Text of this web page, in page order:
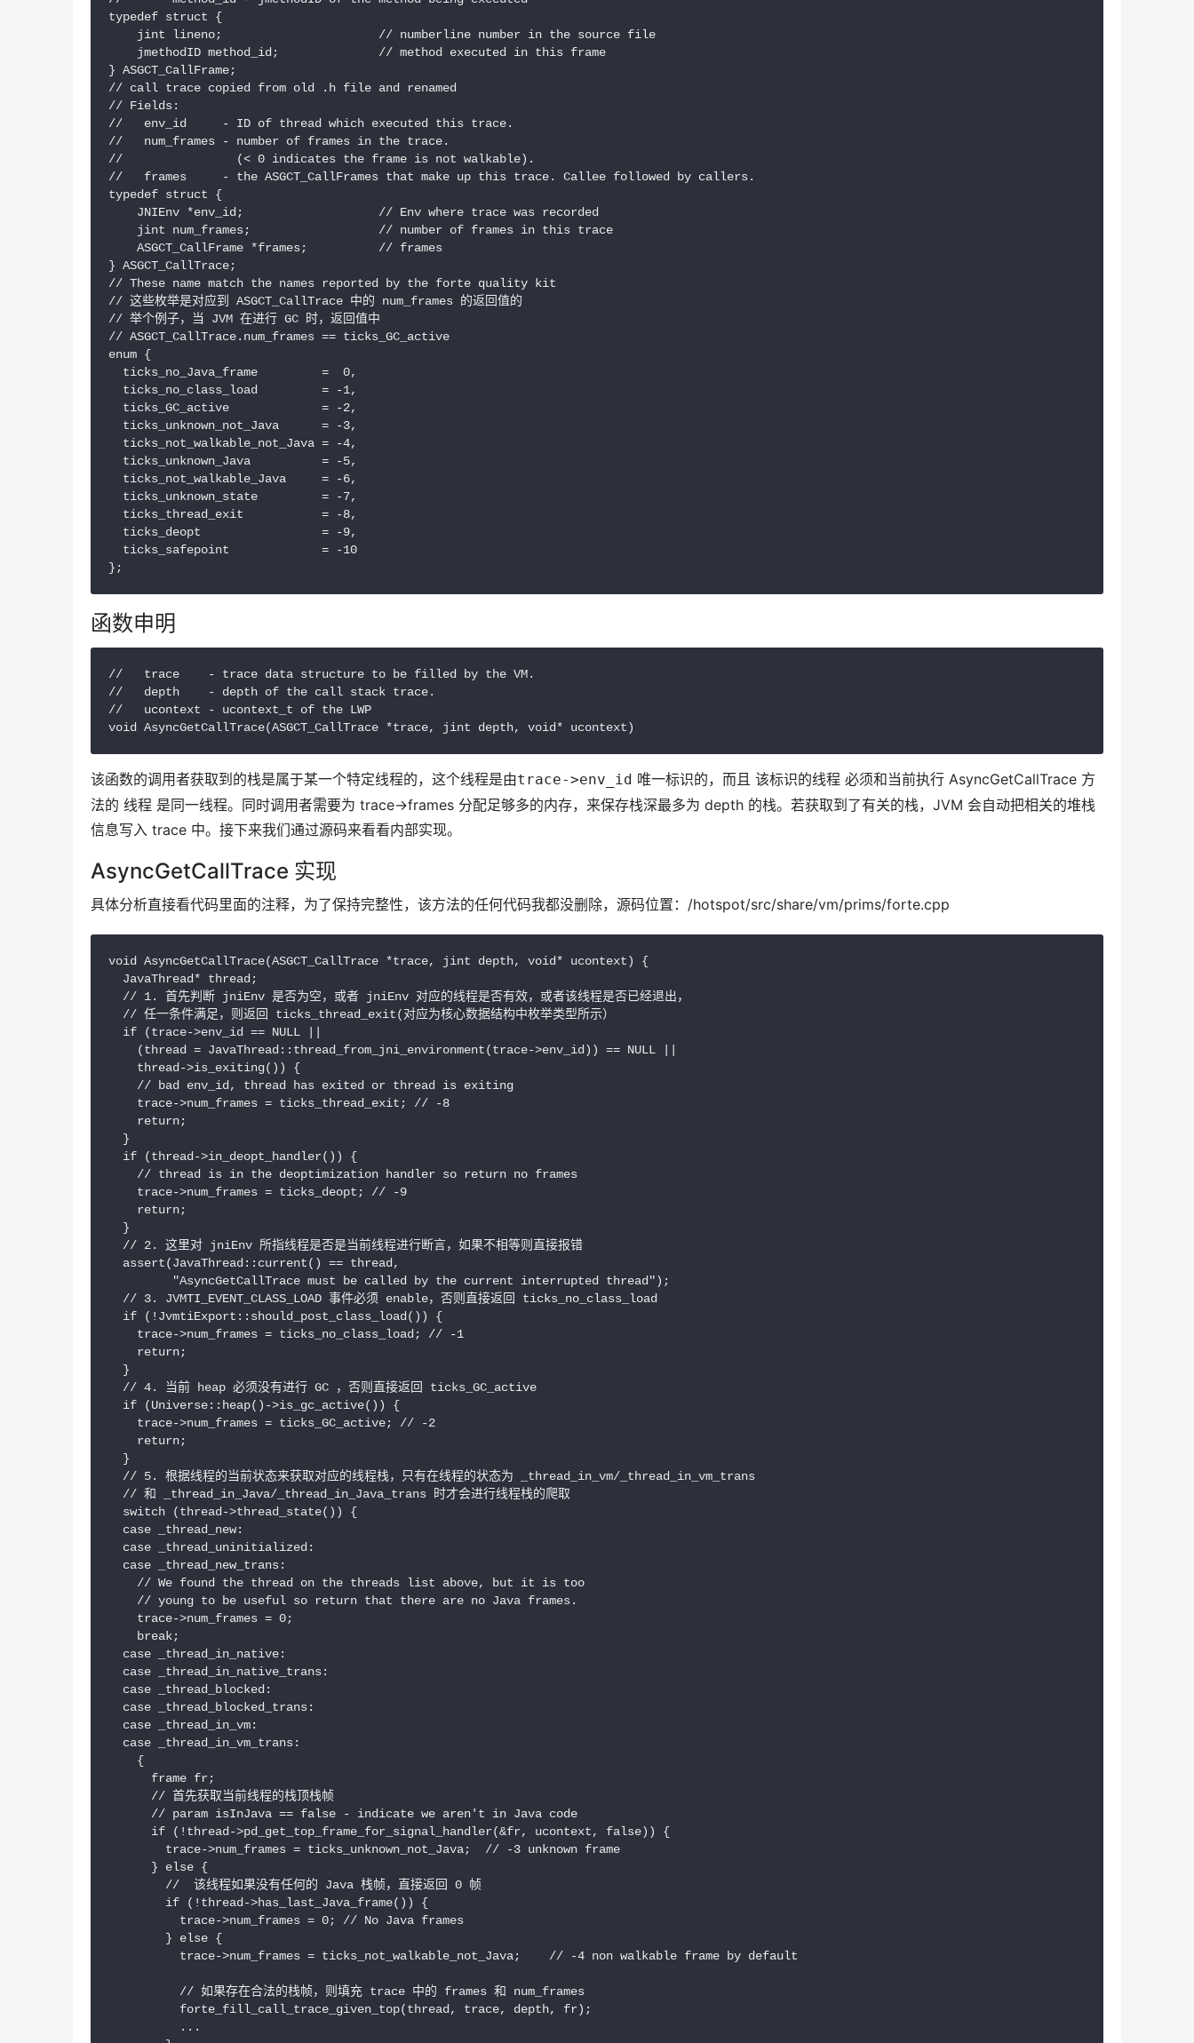
typedef struct {
    jint lineno;                      // numberline number in the source file
    jmethodID method_id;              // method executed in this frame
} ASGCT_CallFrame;
// call trace copied from old .h file and renamed
// Fields:
//   env_id     - ID of thread which executed this trace.
//   num_frames - number of frames in the trace.
//                (< 0 indicates the frame is not walkable).
//   frames     - the ASGCT_CallFrames that make up this trace. Callee followed by callers.
typedef struct {
    JNIEnv *env_id;                   // Env where trace was recorded
    jint num_frames;                  // number of frames in this trace
    ASGCT_CallFrame *frames;          // frames
} ASGCT_CallTrace;
// These name match the names reported by the forte quality kit
// 这些枚举是对应到 ASGCT_CallTrace 中的 num_frames 的返回值的
// 举个例子，当 JVM 在进行 GC 时，返回值中
// ASGCT_CallTrace.num_frames == ticks_GC_active
enum {
  ticks_no_Java_frame         =  0,
  ticks_no_class_load         = -1,
  ticks_GC_active             = -2,
  ticks_unknown_not_Java      = -3,
  ticks_not_walkable_not_Java = -4,
  ticks_unknown_Java          = -5,
  ticks_not_walkable_Java     = -6,
  ticks_unknown_state         = -7,
  ticks_thread_exit           = -8,
  ticks_deopt                 = -9,
  ticks_safepoint             = -10
函数申明
//   trace    - trace data structure to be filled by the VM.
//   depth    - depth of the call stack trace.
//   ucontext - ucontext_t of the LWP
该函数的调用者获取到的栈是属于某一个特定线程的，这个线程是由trace->env_id 唯一标识的，而且 该标识的线程 必须和当前执行 AsyncGetCallTrace 方
法的 线程 是同一线程。同时调用者需要为 trace->frames 分配足够多的内存，来保存栈深最多为 depth 的栈。若获取到了有关的栈，JVM 会自动把相关的堆栈
信息写入 trace 中。接下来我们通过源码来看看内部实现。
AsyncGetCallTrace 实现
具体分析直接看代码里面的注释，为了保持完整性，该方法的任何代码我都没删除，源码位置：/hotspot/src/share/vm/prims/forte.cpp
void AsyncGetCallTrace(ASGCT_CallTrace *trace, jint depth, void* ucontext) {
  JavaThread* thread;
  // 1. 首先判断 jniEnv 是否为空，或者 jniEnv 对应的线程是否有效，或者该线程是否已经退出，
  // 任一条件满足，则返回 ticks_thread_exit(对应为核心数据结构中枚举类型所示）
  if (trace->env_id == NULL ||
    (thread = JavaThread::thread_from_jni_environment(trace->env_id)) == NULL ||
    thread->is_exiting()) {
    // bad env_id, thread has exited or thread is exiting
    trace->num_frames = ticks_thread_exit; // -8
    return;
  }
  if (thread->in_deopt_handler()) {
    // thread is in the deoptimization handler so return no frames
    trace->num_frames = ticks_deopt; // -9
    return;
  }
  // 2. 这里对 jniEnv 所指线程是否是当前线程进行断言，如果不相等则直接报错
  assert(JavaThread::current() == thread,
         "AsyncGetCallTrace must be called by the current interrupted thread");
  // 3. JVMTI_EVENT_CLASS_LOAD 事件必须 enable，否则直接返回 ticks_no_class_load
  if (!JvmtiExport::should_post_class_load()) {
    trace->num_frames = ticks_no_class_load; // -1
    return;
  }
  // 4. 当前 heap 必须没有进行 GC ，否则直接返回 ticks_GC_active
  if (Universe::heap()->is_gc_active()) {
    trace->num_frames = ticks_GC_active; // -2
    return;
  }
  // 5. 根据线程的当前状态来获取对应的线程栈，只有在线程的状态为 _thread_in_vm/_thread_in_vm_trans
  // 和 _thread_in_Java/_thread_in_Java_trans 时才会进行线程栈的爬取
  switch (thread->thread_state()) {
  case _thread_new:
  case _thread_uninitialized:
  case _thread_new_trans:
    // We found the thread on the threads list above, but it is too
    // young to be useful so return that there are no Java frames.
    trace->num_frames = 0;
    break;
  case _thread_in_native:
  case _thread_in_native_trans:
  case _thread_blocked:
  case _thread_blocked_trans:
  case _thread_in_vm:
  case _thread_in_vm_trans:
    {
      frame fr;
      // 首先获取当前线程的栈顶栈帧
      // param isInJava == false - indicate we aren't in Java code
      if (!thread->pd_get_top_frame_for_signal_handler(&fr, ucontext, false)) {
        trace->num_frames = ticks_unknown_not_Java;  // -3 unknown frame
      } else {
        //  该线程如果没有任何的 Java 栈帧，直接返回 0 帧
        if (!thread->has_last_Java_frame()) {
          trace->num_frames = 0; // No Java frames
        } else {
          trace->num_frames = ticks_not_walkable_not_Java;    // -4 non walkable frame by default
          // 如果存在合法的栈帧，则填充 trace 中的 frames 和 num_frames
          forte_fill_call_trace_given_top(thread, trace, depth, fr);
          ...